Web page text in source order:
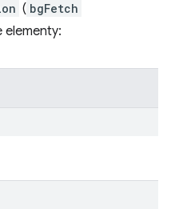
( bgFetch
elementy: